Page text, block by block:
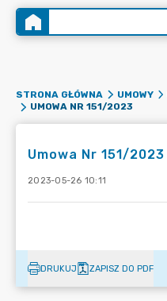
STRONA GŁÓWNA UMOWY
UMOWA NR 151/2023
Umowa Nr 151/2023
2023-05-26 10:11
DRUKUJ ZAPISZ DO PDF